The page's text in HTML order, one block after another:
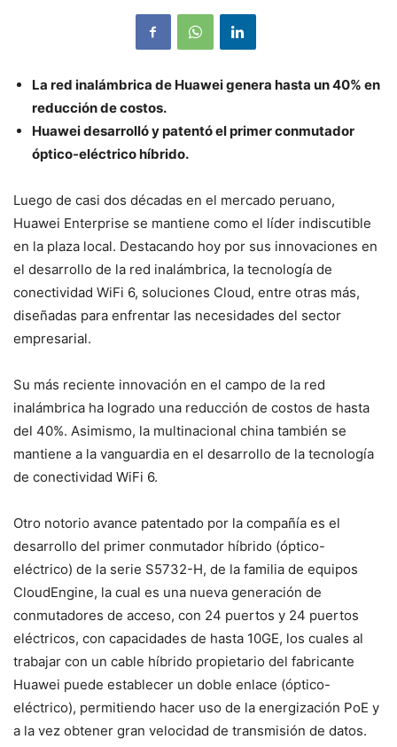
La red inalámbrica de Huawei genera hasta un 40% en
reducción de costos.
Huawei desarrolló y patentó el primer conmutador
óptico-eléctrico híbrido.
Luego de casi dos décadas en el mercado peruano,
Huawei Enterprise se mantiene como el líder indiscutible
en la plaza local. Destacando hoy por sus innovaciones en
el desarrollo de la red inalámbrica, la tecnología de
conectividad WiFi 6, soluciones Cloud, entre otras más,
diseñadas para enfrentar las necesidades del sector
empresarial.
Su más reciente innovación en el campo de la red
inalámbrica ha logrado una reducción de costos de hasta
del 40%. Asimismo, la multinacional china también se
mantiene a la vanguardia en el desarrollo de la tecnología
de conectividad WiFi 6.
Otro notorio avance patentado por la compañía es el
desarrollo del primer conmutador híbrido (óptico-
eléctrico) de la serie S5732-H, de la familia de equipos
CloudEngine, la cual es una nueva generación de
conmutadores de acceso, con 24 puertos y 24 puertos
eléctricos, con capacidades de hasta 10GE, los cuales al
trabajar con un cable híbrido propietario del fabricante
Huawei puede establecer un doble enlace (óptico-
eléctrico), permitiendo hacer uso de la energización PoE y
a la vez obtener gran velocidad de transmisión de datos.